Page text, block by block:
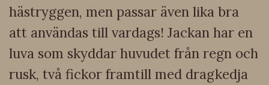
hästryggen, men passar även lika bra
att användas till vardags! Jackan har en
luva som skyddar huvudet från regn och
rusk, två fickor framtill med dragkedja